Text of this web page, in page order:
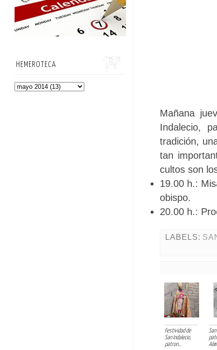
Mañana
Indalecio,
tradición,
tan
cultos son
19.00 h.:
obispo.
20.00 h.:
LABELS:
Festividad de
San Indalecio,
patron...
HEMEROTECA